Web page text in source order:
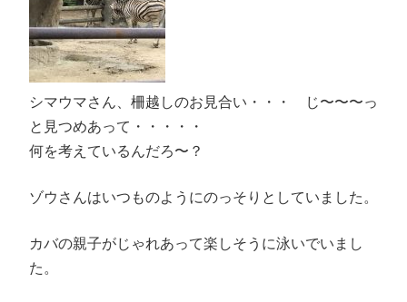
シマウマさん、柵越しのお見合い・・・ じ〜〜〜っ
と見つめあって・・・・・
何を考えているんだろ〜？
ゾウさんはいつものようにのっそりとしていました。
カバの親子がじゃれあって楽しそうに泳いでいまし
た。